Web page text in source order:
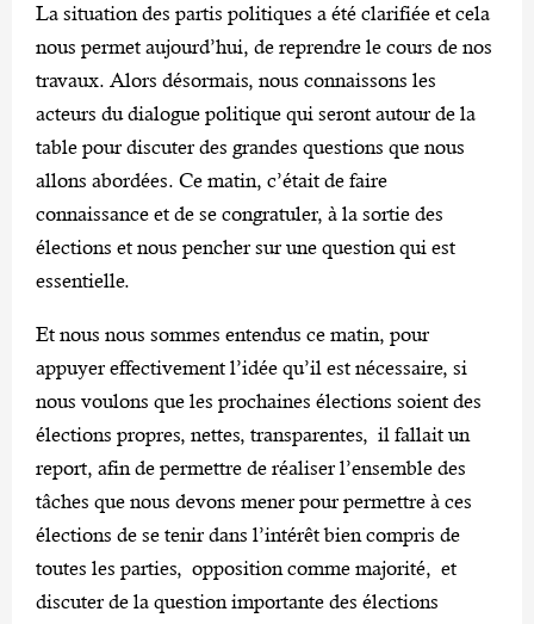
La situation des partis politiques a été clarifiée et cela
nous permet aujourd’hui, de reprendre le cours de nos
travaux. Alors désormais, nous connaissons les
acteurs du dialogue politique qui seront autour de la
table pour discuter des grandes questions que nous
allons abordées. Ce matin, c’était de faire
connaissance et de se congratuler, à la sortie des
élections et nous pencher sur une question qui est
essentielle.
Et nous nous sommes entendus ce matin, pour
appuyer effectivement l’idée qu’il est nécessaire, si
nous voulons que les prochaines élections soient des
élections propres, nettes, transparentes, il fallait un
report, afin de permettre de réaliser l’ensemble des
tâches que nous devons mener pour permettre à ces
élections de se tenir dans l’intérêt bien compris de
toutes les parties, opposition comme majorité, et
discuter de la question importante des élections